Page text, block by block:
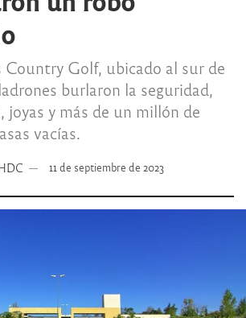
Country Golf, ubicado al sur de
burlaron la seguridad,
joyas y más de un millón de
vacías.
11 de septiembre de 2023